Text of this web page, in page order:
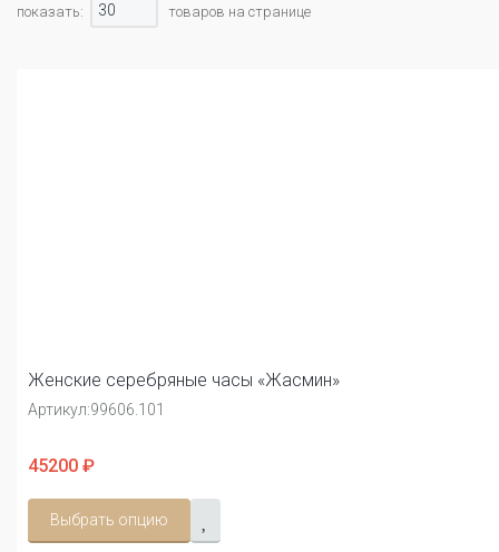
показать:
30 товаров на странице
Женские серебряные часы «Жасмин»
Артикул:99606.101
45200 ₽
Выбрать опцию